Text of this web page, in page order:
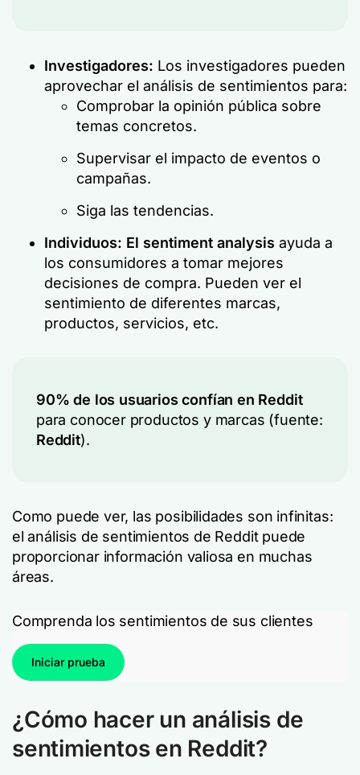
Investigadores: Los investigadores pueden
aprovechar el análisis de sentimientos para:
Comprobar la opinión pública sobre
temas concretos.
Supervisar el impacto de eventos o
campañas.
Siga las tendencias.
Individuos: El sentiment analysis ayuda a
los consumidores a tomar mejores
decisiones de compra. Pueden ver el
sentimiento de diferentes marcas,
productos, servicios, etc.
90% de los usuarios confían en Reddit
para conocer productos y marcas (fuente:
Reddit).
Como puede ver, las posibilidades son infinitas:
el análisis de sentimientos de Reddit puede
proporcionar información valiosa en muchas
áreas.
Comprenda los sentimientos de sus clientes
Iniciar prueba
¿Cómo hacer un análisis de
sentimientos en Reddit?